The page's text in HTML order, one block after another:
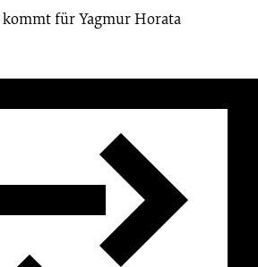
kommt fürYagmur Horata